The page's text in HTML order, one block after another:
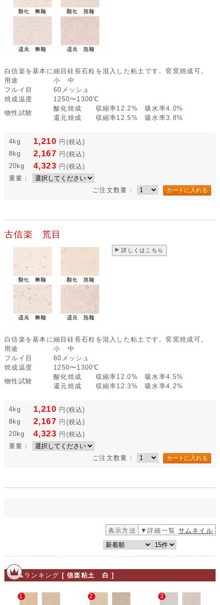
白信楽を基本に細目硅長石粒を混入した粘土です。窖窯焼成可。
用途
小 中
フルイ目
60メッシュ
焼成温度
1250〜1300℃
物性試験
酸化焼成 収縮率12.2% 吸水率4.0%
還元焼成 収縮率12.5% 吸水率3.8%
4kg 1,210 円 (税込)
8kg
2,167 円 (税込)
20kg
4,323 円 (税込)
重量：
ご注文数量：
古信楽 荒目
詳しくはこちら
白信楽を基本に細目硅長石粒を混入した粘土です。窖窯焼成可。
用途
小 中
フルイ目
60メッシュ
焼成温度
1250〜1300℃
物性試験
酸化焼成 収縮率12.0% 吸水率4.5%
還元焼成 収縮率12.3% 吸水率4.2%
4kg 1,210 円 (税込)
8kg
2,167 円 (税込)
20kg
4,323 円 (税込)
重量：
ご注文数量：
表示方法 ▼詳細一覧 サムネイル
ランキング [ 信楽粘土 白 ]
1 2 3